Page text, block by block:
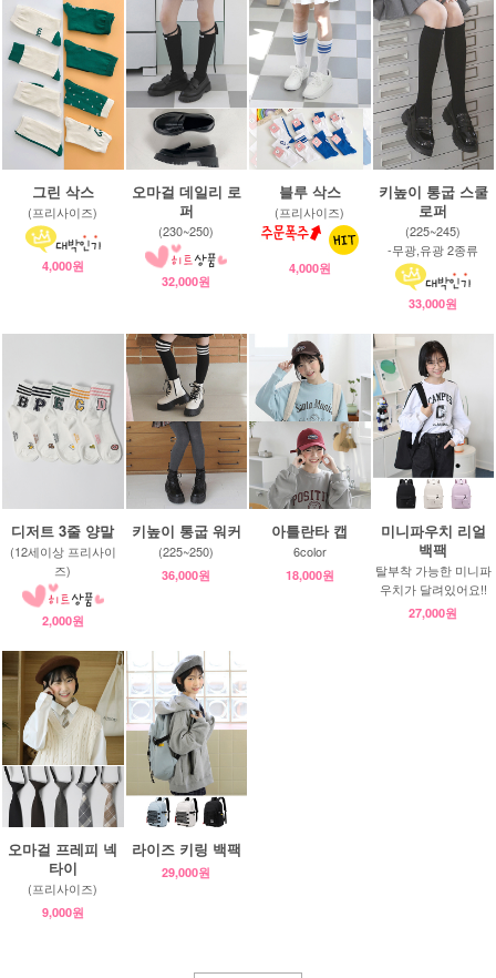
그린 삭스
(프리사이즈)
4,000원
오마걸 데일리 로
퍼
(230~250)
32,000원
블루 삭스
(프리사이즈)
4,000원
키높이 통굽 스쿨
로퍼
(225~245)
-무광,유광 2종류
33,000원
디저트 3줄 양말
(12세이상 프리사이
즈)
2,000원
키높이 통굽 워커
(225~250)
36,000원
아틀란타 캡
6color
18,000원
미니파우치 리얼
백팩
탈부착 가능한 미니파
우치가 달려있어요!!
27,000원
오마걸 프레피 넥
타이
(프리사이즈)
9,000원
라이즈 키링 백팩
29,000원